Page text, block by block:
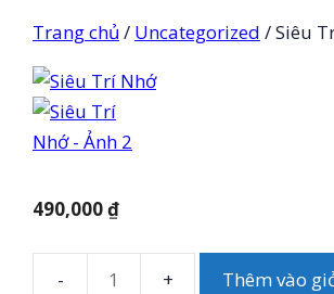
Trang chủ / Uncategorized / Siêu
490,000₫
Thêm vào